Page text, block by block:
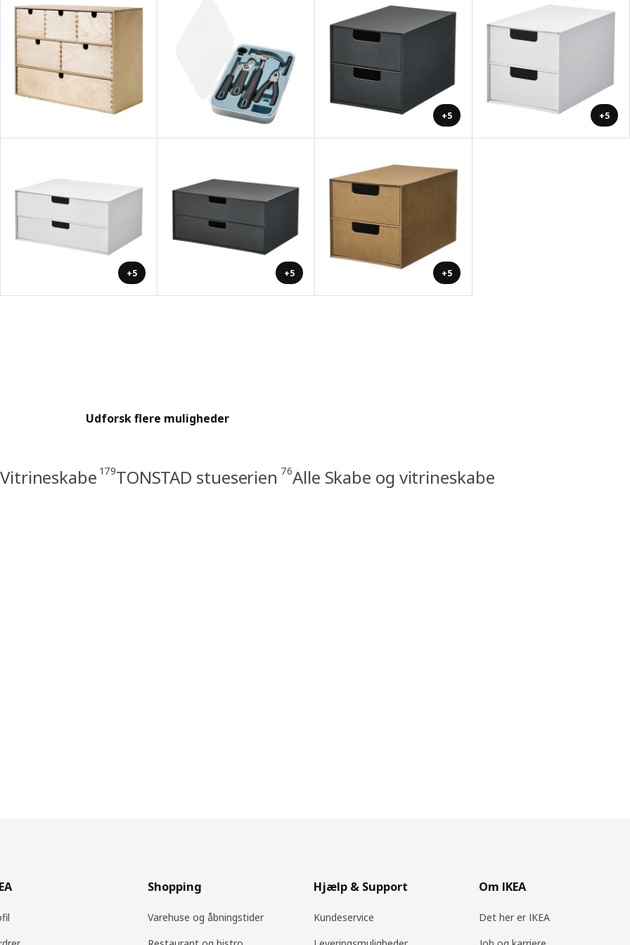
+5 +5
+5 +5 +5
Udforsk flere muligheder
Vitrineskabe 179TONSTAD stueserien 76Alle Skabe og vitrineskabe
Shopping
Varehuse og åbningstider
Hjælp & Support
Kundeservice
Om IKEA
Det her er IKEA